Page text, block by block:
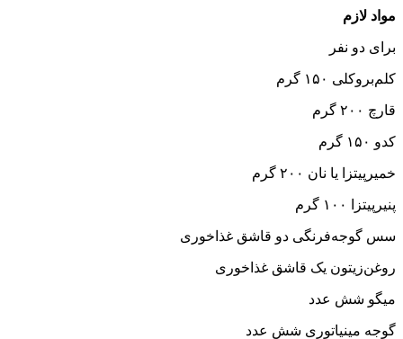
مواد لازم
برای دو نفر
کلم‌بروکلی ۱۵۰ گرم
قارچ ۲۰۰ گرم
کدو ۱۵۰ گرم
خمیرپیتزا یا نان ۲۰۰ گرم
پنیرپیتزا ۱۰۰ گرم
سس گوجه‌فرنگی‌ دو قاشق غذاخوری
روغن‌زیتون یک قاشق غذاخوری
میگو شش عدد
گوجه مینیاتوری شش عدد